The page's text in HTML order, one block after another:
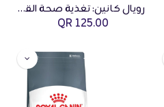
رويال كانين: تغذية صحة القطط إندور – 2 كجم مع حاوية طعام قطط جاف 2 كجم مجانية
125.00